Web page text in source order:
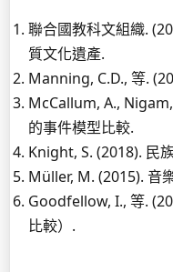
聯合國教科文組織.
質文化遺產.
Manning, C.D., 等.
McCallum, A.,
的事件模型比較.
Knight, S. (2018). 民
Müller, M. (2015). 音
Goodfellow, I., 等.
比較）.